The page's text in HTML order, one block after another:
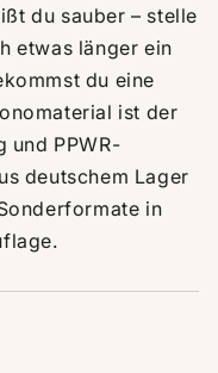
du sauber – stelle
etwas länger ein
du eine
ist der
und PPWR-
deutschem Lager
in